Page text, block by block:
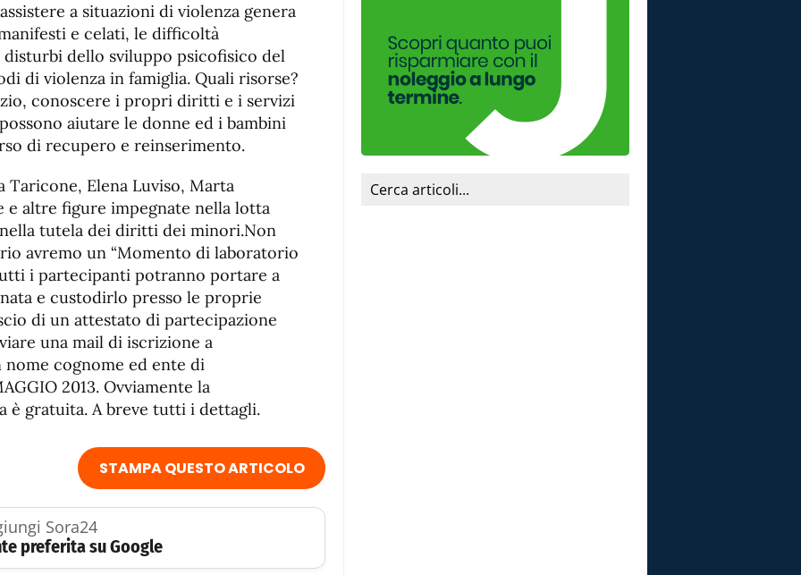
a situazioni di violenza genera
e celati, le difficoltà
dello sviluppo psicofisico del
di violenza in famiglia. Quali risorse?
conoscere i propri diritti e i servizi
aiutare le donne ed i bambini
di recupero e reinserimento.
Taricone, Elena Luviso, Marta
e altre figure impegnate nella lotta
tutela dei diritti dei minori.Non
avremo un “Momento di laboratorio
i partecipanti potranno portare a
e custodirlo presso le proprie
di un attestato di partecipazione
una mail di iscrizione a
cognome ed ente di
2013. Ovviamente la
è gratuita. A breve tutti i dettagli.
STAMPA QUESTO ARTICOLO
Sora24
preferita su Google